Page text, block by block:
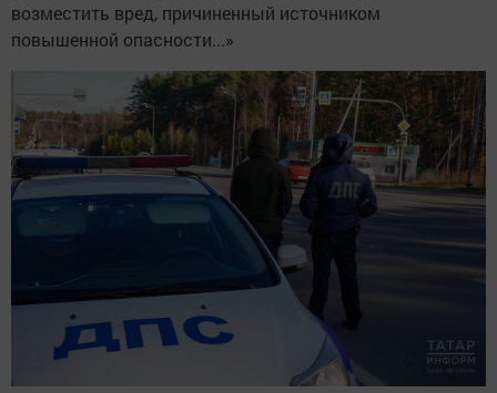
возместить вред, причиненный источником
повышенной опасности...»